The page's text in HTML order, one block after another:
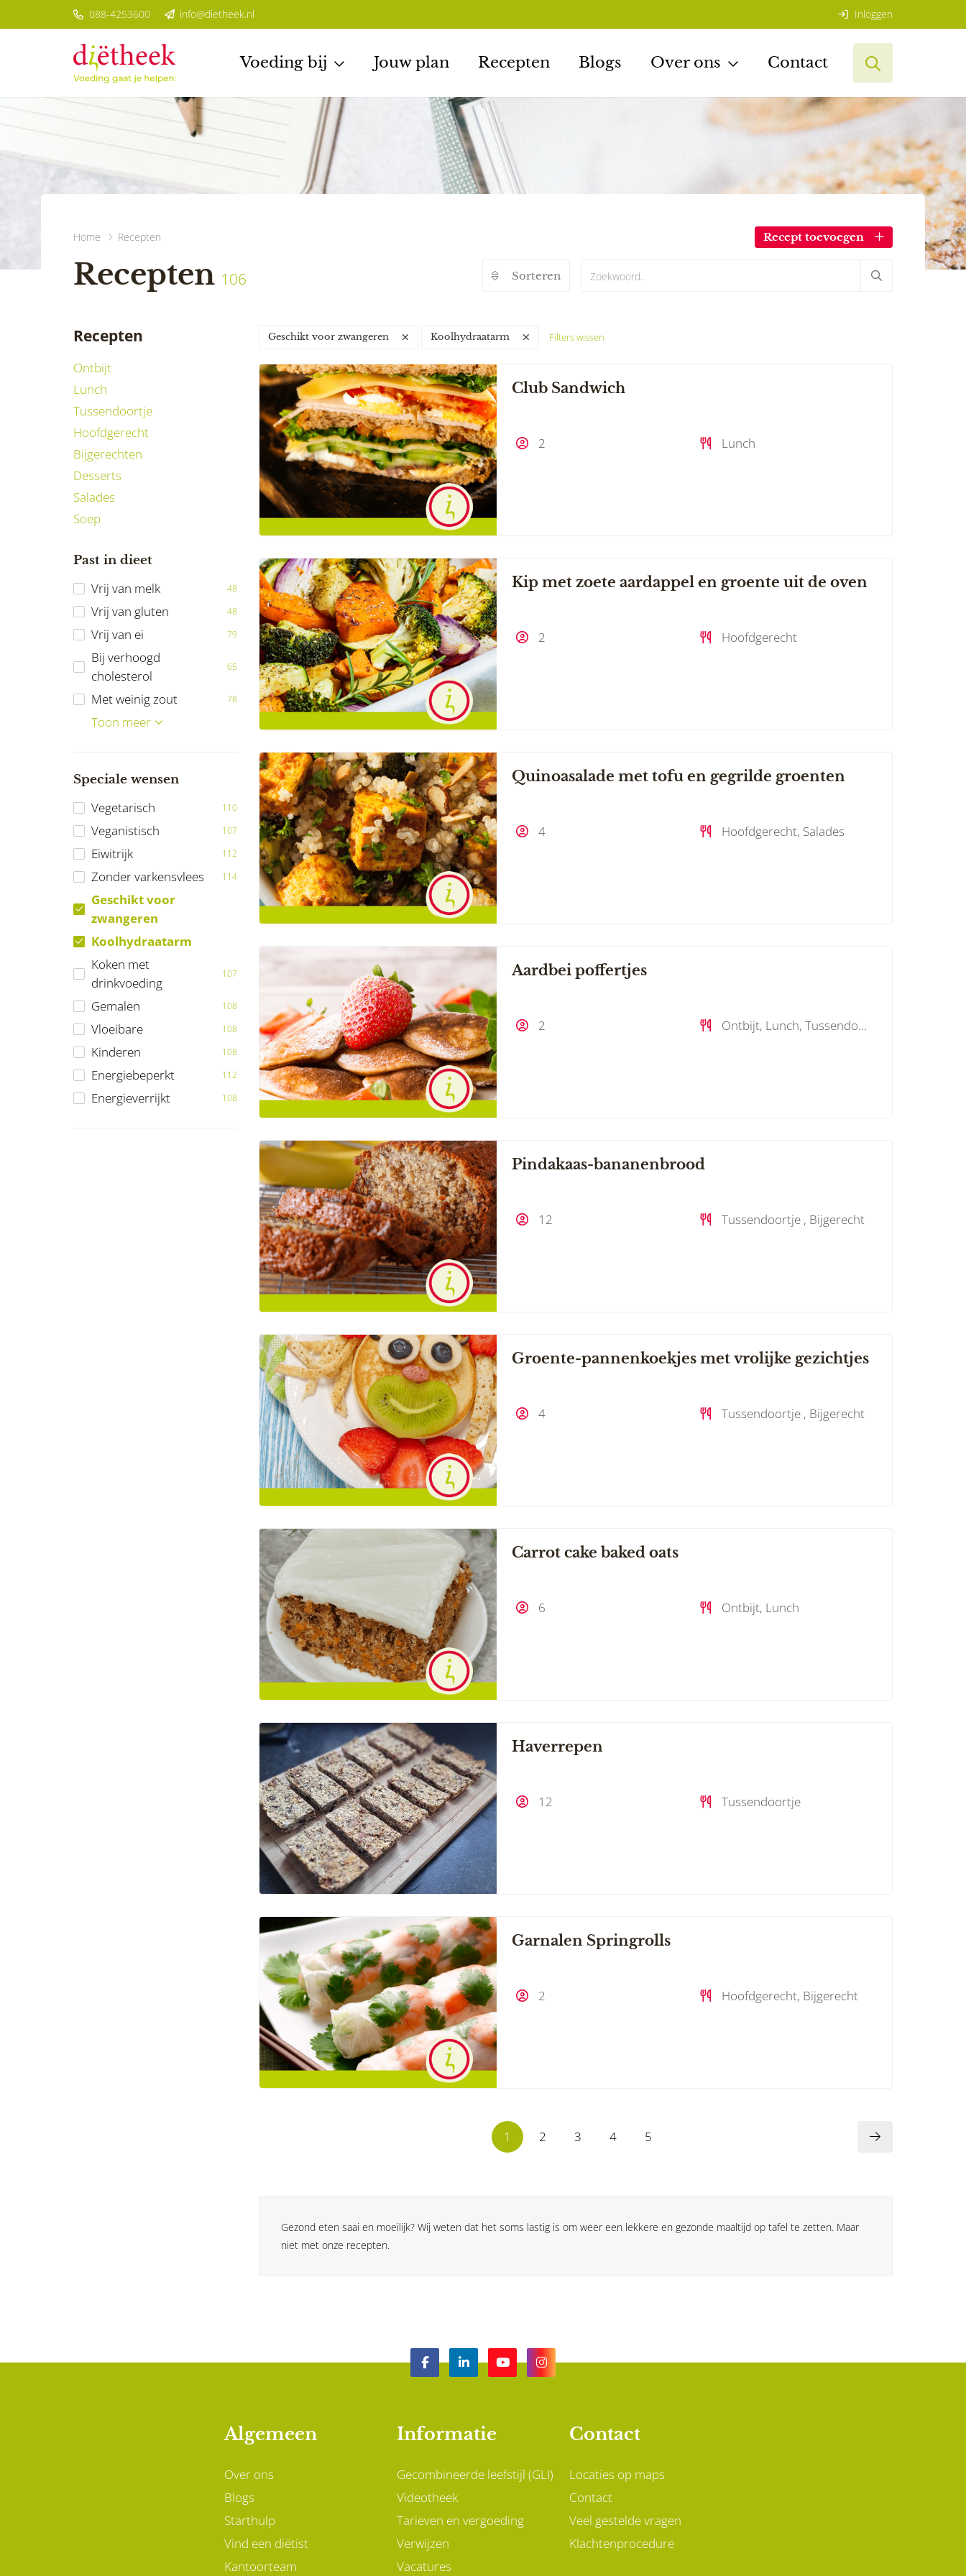
Home Recepten
Recepten 106 Sorteren
Recept toevoegen
Recepten
Ontbijt
Lunch
Tussendoortje
Hoofdgerecht
Bijgerechten
Desserts
Salades
Soep
Past in dieet
Vrij van melk 48
Vrij van gluten 48
Vrij van ei 79
Bij verhoogd
cholesterol
65
Met weinig zout 78
Bij Diabetes Mellitus
Bij darmklachten
Vrij van noten
Vrij van pinda's
Ketogeen
Reumatische
Maagverkleining
FODMAP
Toon meer
Speciale wensen
Vegetarisch 110
Veganistisch 107
Eiwitrijk 112
Zonder varkensvlees 114
Geschikt voor
zwangeren
Koolhydraatarm
Koken met
drinkvoeding
107
Gemalen 108
Vloeibare 108
Kinderen 108
Energiebeperkt 112
Energieverrijkt 108
Geschikt voor zwangeren Koolhydraatarm Filters wissen
Club Sandwich
2 Lunch
Kip met zoete aardappel en groente uit de oven
2 Hoofdgerecht
Quinoasalade met tofu en gegrilde groenten
4 Hoofdgerecht, Salades
Aardbei poffertjes
2 Ontbijt, Lunch, Tussendoortje , Bijgerecht, Dessert
Pindakaas-bananenbrood
12 Tussendoortje , Bijgerecht
Groente-pannenkoekjes met vrolijke gezichtjes
4 Tussendoortje , Bijgerecht
Carrot cake baked oats
6 Ontbijt, Lunch
Haverrepen
12 Tussendoortje
Garnalen Springrolls
2 Hoofdgerecht, Bijgerecht
1 2 3 4 5
Gezond eten saai en moeilijk? Wij weten dat het soms lastig is om weer een lekkere en gezonde maaltijd op tafel te zetten. Maar
niet met onze recepten.
088-4253600 info@dietheek.nl Inloggen
Voeding bij Jouw plan Recepten Blogs Over ons Contact
Algemeen
Over ons
Blogs
Starthulp
Vind een diëtist
Kantoorteam
Informatie
Gecombineerde leefstijl (GLI)
Videotheek
Tarieven en vergoeding
Verwijzen
Vacatures
Contact
Locaties op maps
Contact
Veel gestelde vragen
Klachtenprocedure